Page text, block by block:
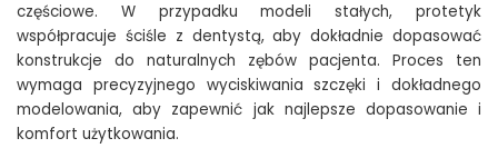
częściowe. W przypadku modeli stałych, protetyk
współpracuje ściśle z dentystą, aby dokładnie dopasować
konstrukcje do naturalnych zębów pacjenta. Proces ten
wymaga precyzyjnego wyciskiwania szczęki i dokładnego
modelowania, aby zapewnić jak najlepsze dopasowanie i
komfort użytkowania.